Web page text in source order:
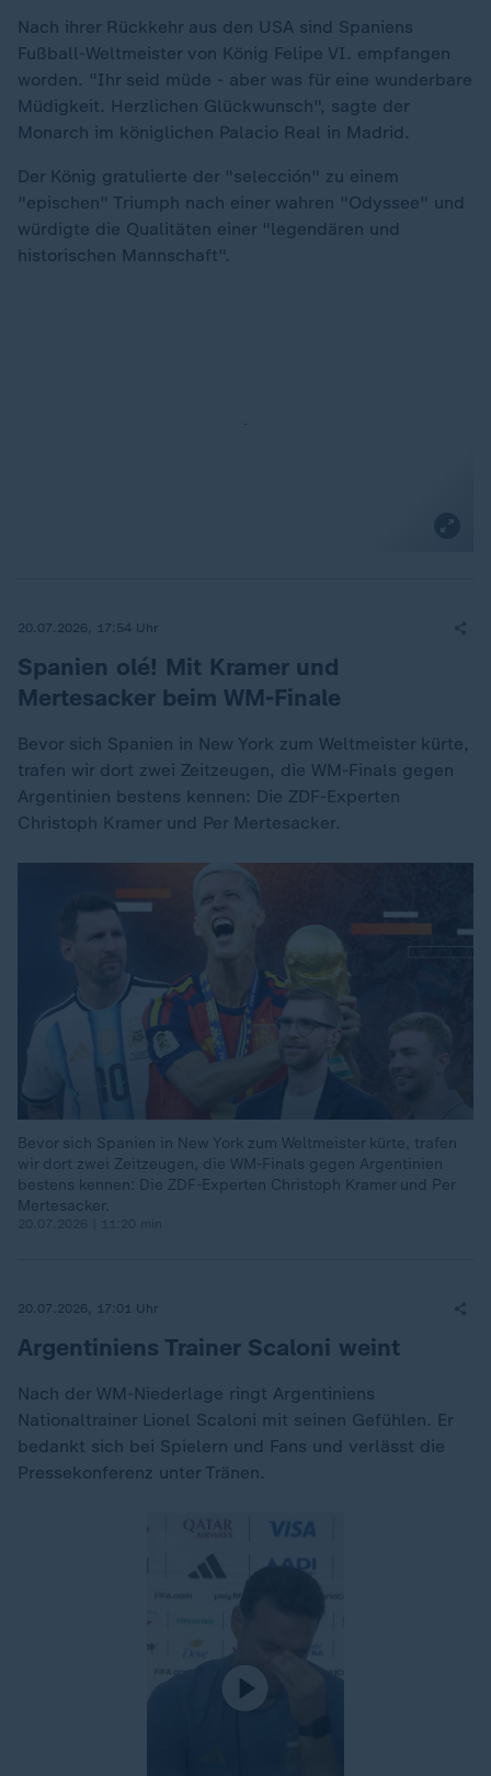
Nach ihrer Rückkehr aus den USA sind Spaniens
Fußball-Weltmeister von König Felipe VI. empfangen
worden. "Ihr seid müde - aber was für eine wunderbare
Müdigkeit. Herzlichen Glückwunsch", sagte der
Monarch im königlichen Palacio Real in Madrid.
Der König gratulierte der "selección" zu einem
"epischen" Triumph nach einer wahren "Odyssee" und
würdigte die Qualitäten einer "legendären und
historischen Mannschaft".
20.07.2026, 17:54 Uhr
Spanien olé! Mit Kramer und
Mertesacker beim WM-Finale
Bevor sich Spanien in New York zum Weltmeister kürte,
trafen wir dort zwei Zeitzeugen, die WM-Finals gegen
Argentinien bestens kennen: Die ZDF-Experten
Christoph Kramer und Per Mertesacker.
Bevor sich Spanien in New York zum Weltmeister kürte, trafen
wir dort zwei Zeitzeugen, die WM-Finals gegen Argentinien
bestens kennen: Die ZDF-Experten Christoph Kramer und Per
Mertesacker.
20.07.2026, 17:01 Uhr
Argentiniens Trainer Scaloni weint
Nach der WM-Niederlage ringt Argentiniens
Nationaltrainer Lionel Scaloni mit seinen Gefühlen. Er
bedankt sich bei Spielern und Fans und verlässt die
Pressekonferenz unter Tränen.